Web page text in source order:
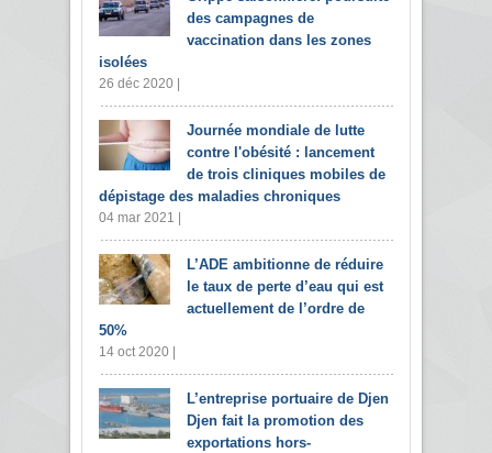
des campagnes de
vaccination dans les zones
isolées
26 déc 2020 |
Journée mondiale de lutte
contre l'obésité : lancement
de trois cliniques mobiles de
dépistage des maladies chroniques
04 mar 2021 |
L’ADE ambitionne de réduire
le taux de perte d’eau qui est
actuellement de l’ordre de
50%
14 oct 2020 |
L’entreprise portuaire de Djen
Djen fait la promotion des
exportations hors-